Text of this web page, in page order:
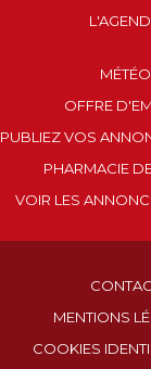
MÉTÉO
OFFRE
PUBLIEZ VOS
PHARMACIE
VOIR LES
MENTIONS
COOKIES